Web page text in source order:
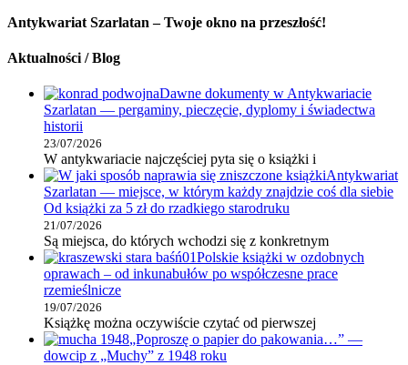
Antykwariat Szarlatan – Twoje okno na przeszłość!
Aktualności / Blog
Dawne dokumenty w Antykwariacie
Szarlatan — pergaminy, pieczęcie, dyplomy i świadectwa
historii
23/07/2026
W antykwariacie najczęściej pyta się o książki i
Antykwariat
Szarlatan — miejsce, w którym każdy znajdzie coś dla siebie
Od książki za 5 zł do rzadkiego starodruku
21/07/2026
Są miejsca, do których wchodzi się z konkretnym
Polskie książki w ozdobnych
oprawach – od inkunabułów po współczesne prace
rzemieślnicze
19/07/2026
Książkę można oczywiście czytać od pierwszej
„Poproszę o papier do pakowania…” —
dowcip z „Muchy” z 1948 roku